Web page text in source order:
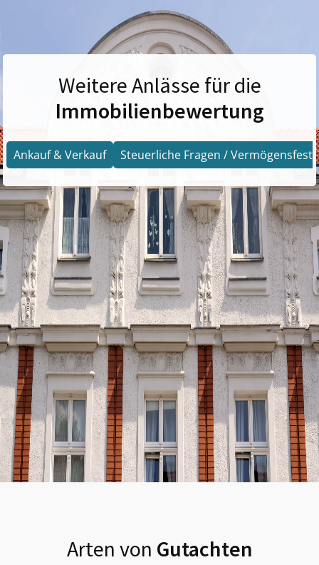
Weitere Anlässe für die
Immobilienbewertung
Ankauf & Verkauf Steuerliche Fragen /
Arten von Gutachten